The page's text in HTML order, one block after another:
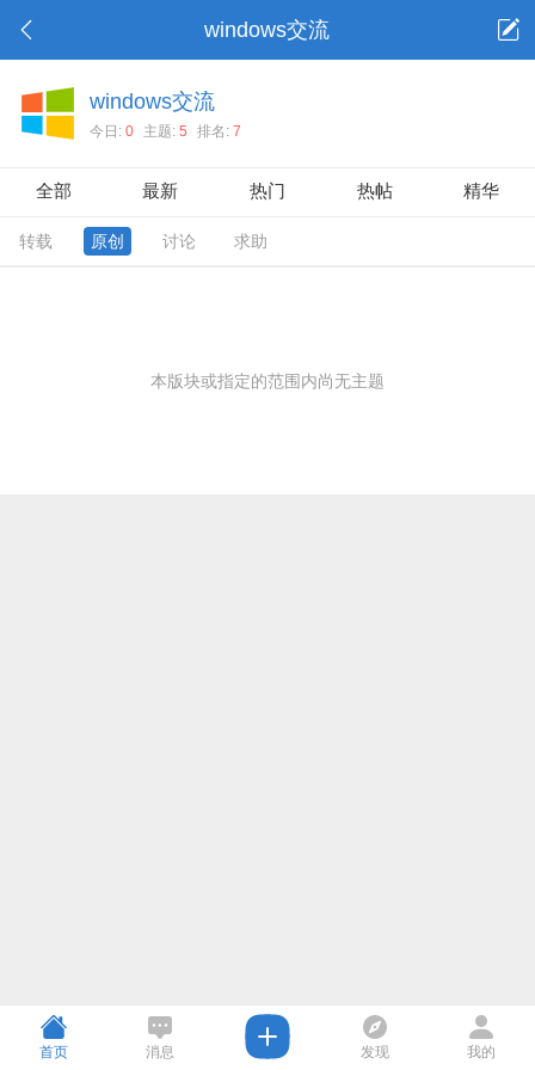
windows交流
windows交流
今日: 0 主题: 5 排名: 7
全部 最新 热门 热帖 精华
转载 原创 讨论 求助
本版块或指定的范围内尚无主题
首页 消息 发现 我的